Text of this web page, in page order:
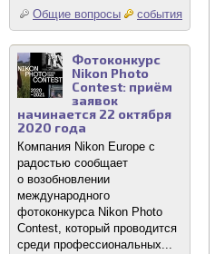
Общие вопросы
события
Фотоконкурс
Nikon Photo
Contest: приём
заявок
начинается 22 октября
2020 года
Компания Nikon Europe с
радостью сообщает
о возобновлении
международного
фотоконкурса Nikon Photo
Contest, который проводится
среди профессиональных...